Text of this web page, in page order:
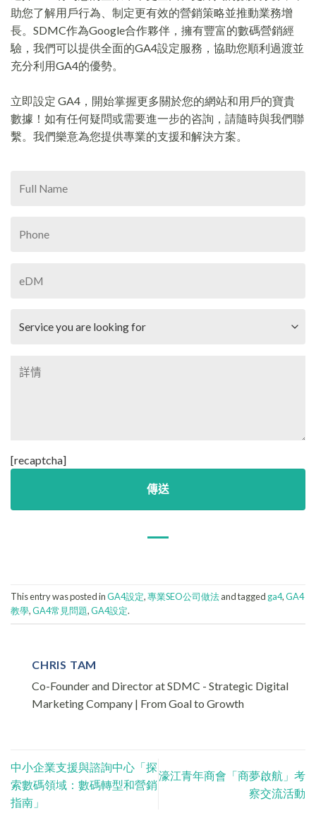
助您了解用戶行為、制定更有效的營銷策略並推動業務增
長。SDMC作為Google合作夥伴，擁有豐富的數碼營銷經
驗，我們可以提供全面的GA4設定服務，協助您順利過渡並
充分利用GA4的優勢。
立即設定 GA4，開始掌握更多關於您的網站和用戶的寶貴
數據！如有任何疑問或需要進一步的咨詢，請隨時與我們聯
繫。我們樂意為您提供專業的支援和解決方案。
[recaptcha]
This entry was posted inGA4設定,專業SEO公司做法and tagged ga4,GA4
教學,GA4常見問題,GA4設定.
CHRIS TAM
Co-Founder and Director at SDMC - Strategic Digital
Marketing Company | From Goal to Growth
中小企業支援與諮詢中心「探
索數碼領域：數碼轉型和營銷
指南」
濠江青年商會「商夢啟航」考
察交流活動